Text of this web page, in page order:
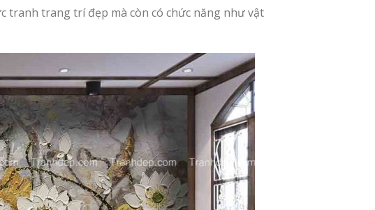
tranh trang trí đẹp mà còn có chức năng như vật